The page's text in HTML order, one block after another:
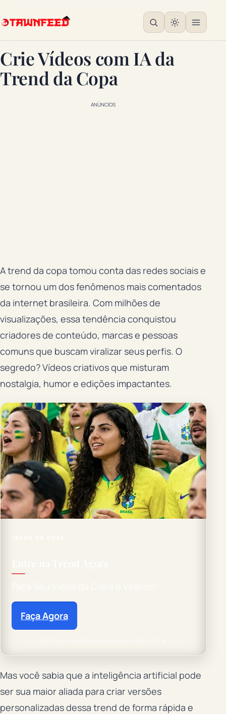
Crie Vídeos com IA da
Trend da Copa
ANÚNCIOS
A trend da copa tomou conta das redes sociais e
se tornou um dos fenômenos mais comentados
da internet brasileira. Com milhões de
visualizações, essa tendência conquistou
criadores de conteúdo, marcas e pessoas
comuns que buscam viralizar seus perfis. O
segredo? Vídeos criativos que misturam
nostalgia, humor e edições impactantes.
Faça Agora
Mas você sabia que a inteligência artificial pode
ser sua maior aliada para criar versões
personalizadas dessa trend de forma rápida e